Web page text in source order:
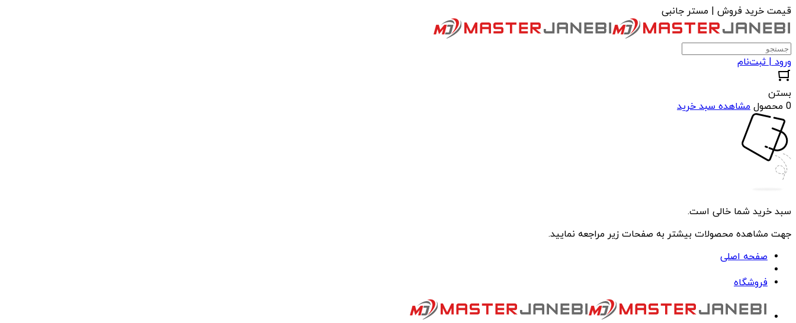
قیمت خرید فروش | مستر جانبی
ورود | ثبت‌نام
بستن
0 محصول
مشاهده سبد خرید
سبد خرید شما خالی است.
جهت مشاهده محصولات بیشتر به صفحات زیر مراجعه نمایید.
صفحه اصلی
فروشگاه